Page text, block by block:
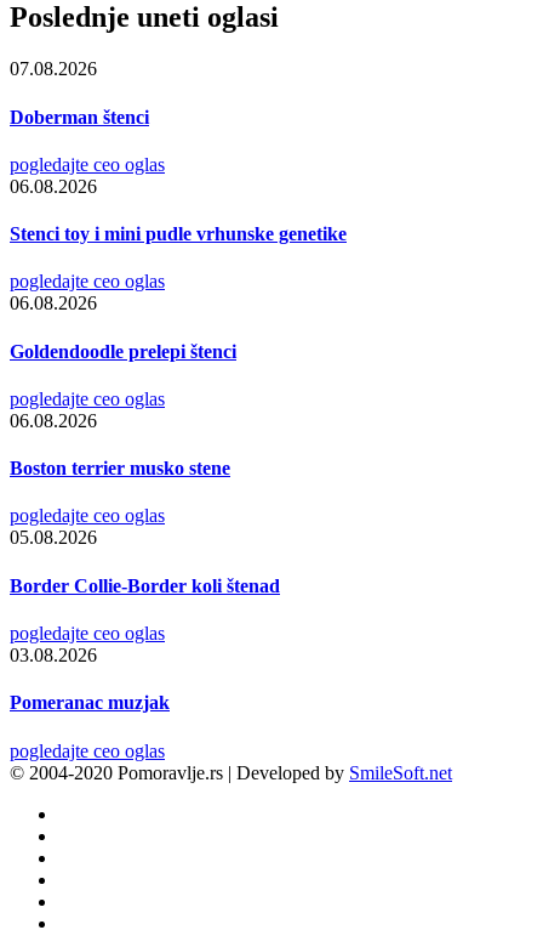
Poslednje uneti oglasi
07.08.2026
Doberman štenci
pogledajte ceo oglas
06.08.2026
Stenci toy i mini pudle vrhunske genetike
pogledajte ceo oglas
06.08.2026
Goldendoodle prelepi štenci
pogledajte ceo oglas
06.08.2026
Boston terrier musko stene
pogledajte ceo oglas
05.08.2026
Border Collie-Border koli štenad
pogledajte ceo oglas
03.08.2026
Pomeranac muzjak
pogledajte ceo oglas
© 2004-2020 Pomoravlje.rs | Developed by SmileSoft.net